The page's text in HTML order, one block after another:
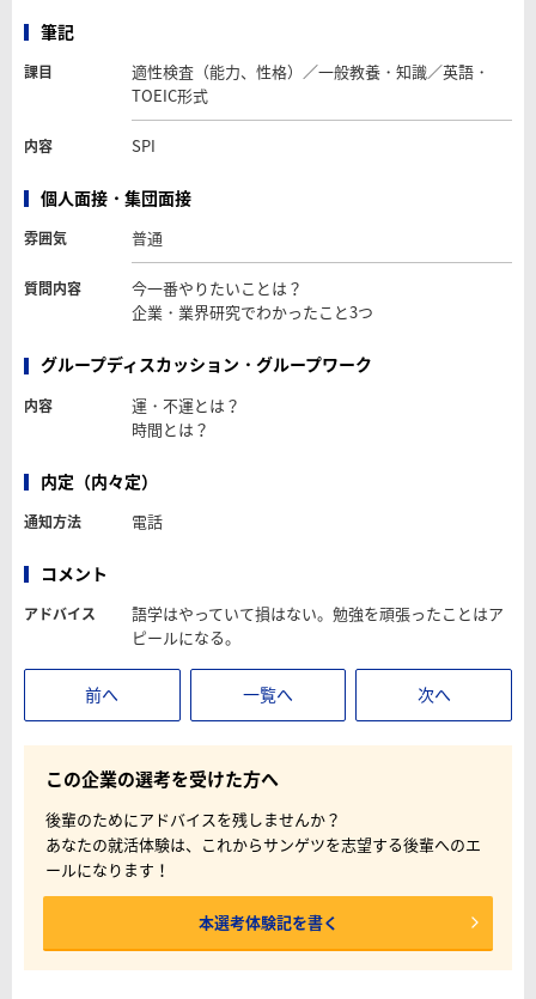
筆記
課目
適性検査（能力、性格）／一般教養・知識／英語・
TOEIC形式
内容 SPI
個人面接・集団面接
雰囲気 普通
質問内容
今一番やりたいことは？
企業・業界研究でわかったこと3つ
グループディスカッション・グループワーク
内容
運・不運とは？
時間とは？
内定（内々定）
通知方法 電話
コメント
アドバイス
語学はやっていて損はない。勉強を頑張ったことはア
ピールになる。
前へ 一覧へ 次へ
この企業の選考を受けた方へ
後輩のためにアドバイスを残しませんか？
あなたの就活体験は、これからサンゲツを志望する後輩へのエ
ールになります！
本選考体験記を書く